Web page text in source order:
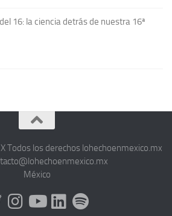
16: la ciencia detrás de nuestra 16ª
Todos los derechos lohechoenmexico.mx
México